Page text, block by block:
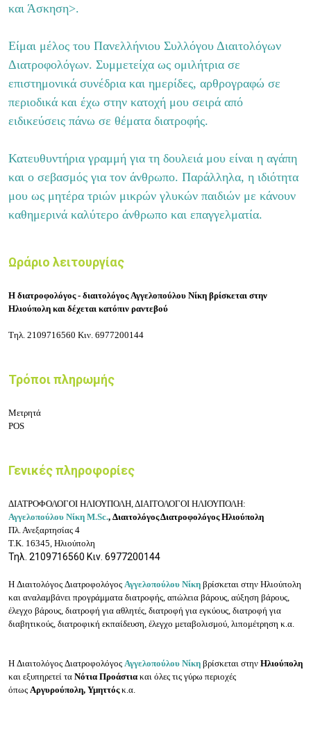
και Άσκηση>.
Είμαι μέλος του Πανελλήνιου Συλλόγου Διαιτολόγων
Διατροφολόγων. Συμμετείχα ως ομιλήτρια σε
επιστημονικά συνέδρια και ημερίδες, αρθρογραφώ σε
περιοδικά και έχω στην κατοχή μου σειρά από
ειδικεύσεις πάνω σε θέματα διατροφής.
Κατευθυντήρια γραμμή για τη δουλειά μου είναι η αγάπη
και ο σεβασμός για τον άνθρωπο. Παράλληλα, η ιδιότητα
μου ως μητέρα τριών μικρών γλυκών παιδιών με κάνουν
καθημερινά καλύτερο άνθρωπο και επαγγελματία.
Ωράριο λειτουργίας
Η διατροφολόγος - διαιτολόγος Αγγελοπούλου Νίκη βρίσκεται στην
Ηλιούπολη και δέχεται κατόπιν ραντεβού
Τηλ. 2109716560 Κιν. 6977200144
Τρόποι πληρωμής
Μετρητά
POS
Γενικές πληροφορίες
ΔΙΑΤΡΟΦΟΛΟΓΟΙ ΗΛΙΟΥΠΟΛΗ, ΔΙΑΙΤΟΛΟΓΟΙ ΗΛΙΟΥΠΟΛΗ:
Αγγελοπούλου Νίκη M.Sc., Διαιτολόγος ΔιατροφολόγοςΗλιούπολη
Πλ. Ανεξαρτησίας 4
Τ.Κ. 16345, Ηλιούπολη
Τηλ. 2109716560 Κιν. 6977200144
Η Διαιτολόγος Διατροφολόγος Αγγελοπούλου Νίκη βρίσκεται στην Ηλιούπολη
και αναλαμβάνει προγράμματα διατροφής, απώλεια βάρους, αύξηση βάρους,
έλεγχο βάρους, διατροφή για αθλητές, διατροφή για εγκύους, διατροφή για
διαβητικούς, διατροφική εκπαίδευση, έλεγχο μεταβολισμού, λιπομέτρηση κ.α.
Η Διαιτολόγος Διατροφολόγος Αγγελοπούλου Νίκη βρίσκεται στην Ηλιούπολη
και εξυπηρετεί τα Νότια Προάστια και όλες τις γύρω περιοχές
όπως Αργυρούπολη, Υμηττός κ.α.